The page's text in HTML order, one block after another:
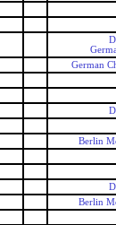
German
Berlin
Berlin